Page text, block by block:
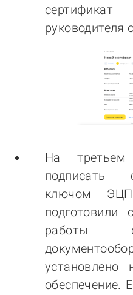
руководителя
На третьем
подписать
ключом
подготовили
работы
установлено
обеспечение.